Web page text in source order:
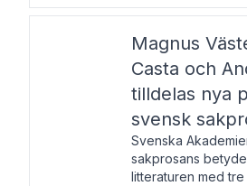
Magnus
Casta och
tilldelas nya
svensk
Svenska
sakprosans
litteraturen med